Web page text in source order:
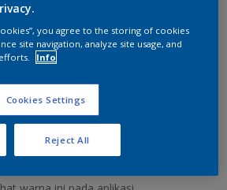
20 L
Kalkulator cat
Ruang Kerja Temukan Toko
you agree to the storing of cookies
site navigation, analyze site usage, and
Info
Cookies Settings
Reject All